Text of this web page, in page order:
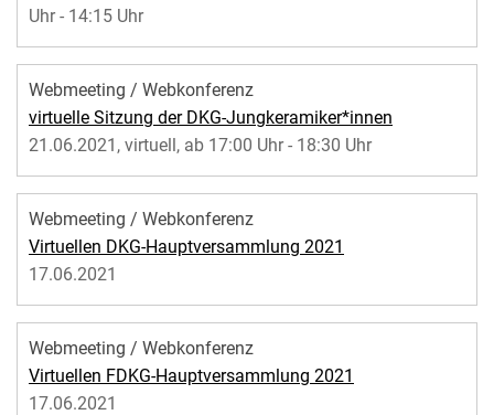
Uhr - 14:15 Uhr
Webmeeting / Webkonferenz
virtuelle Sitzung der DKG-Jungkeramiker*innen
21.06.2021, virtuell, ab 17:00 Uhr - 18:30 Uhr
Webmeeting / Webkonferenz
Virtuellen DKG-Hauptversammlung 2021
17.06.2021
Webmeeting / Webkonferenz
Virtuellen FDKG-Hauptversammlung 2021
17.06.2021